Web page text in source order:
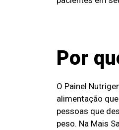
Por
O Painel
alimentação
pessoas que
peso. Na Mais